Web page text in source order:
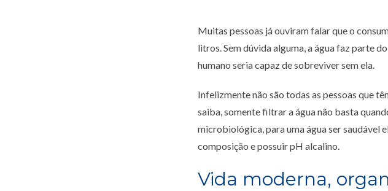
Muitas pessoas já ouviram falar que o
litros. Sem dúvida alguma, a água faz parte
humano seria capaz de sobreviver sem ela.
Infelizmente não são todas as pessoas que
saiba, somente filtrar a água não basta
microbiológica, para uma água ser saudável
composição e possuir pH alcalino.
Vida moderna,